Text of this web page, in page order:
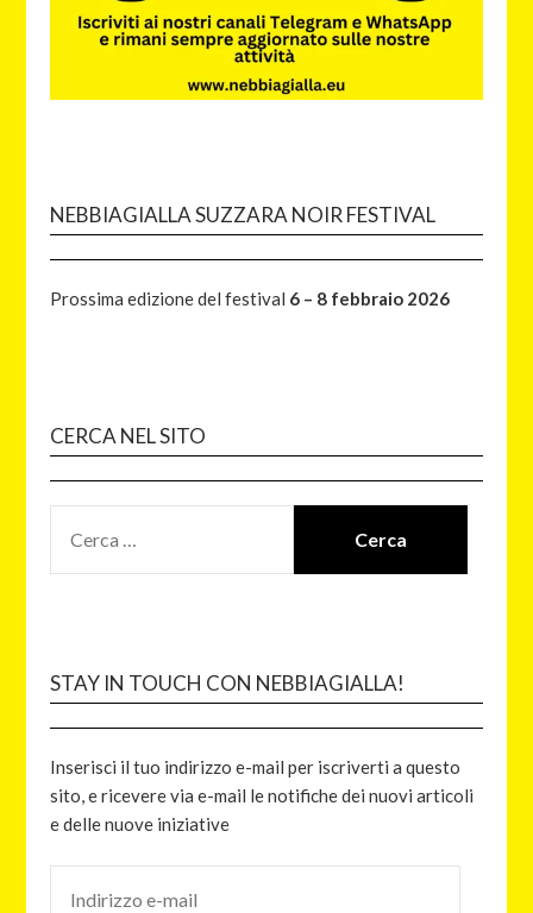
NEBBIAGIALLA SUZZARA NOIR FESTIVAL
Prossima edizione del festival 6 – 8 febbraio 2026
CERCA NEL SITO
STAY IN TOUCH CON NEBBIAGIALLA!
Inserisci il tuo indirizzo e-mail per iscriverti a questo
sito, e ricevere via e-mail le notifiche dei nuovi articoli
e delle nuove iniziative